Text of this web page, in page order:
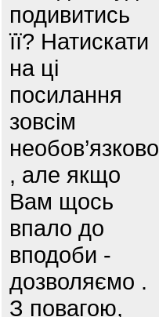
подивитись
її? Натискати
на ці
посилання
зовсім
необов’язково
, але якщо
Вам щось
впало до
вподоби -
дозволяємо .
З повагою,